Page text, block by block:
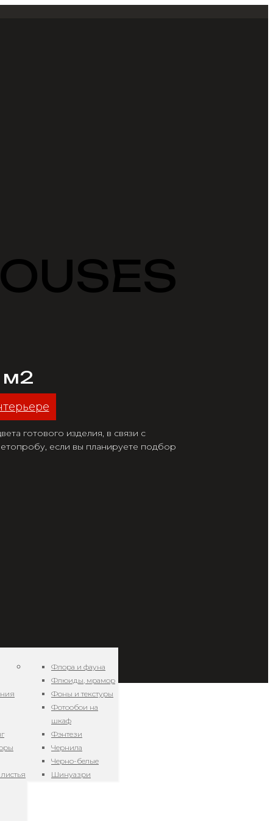
Флора и фауна
Флюиды, мрамор
Фоны и текстуры
Фотообои на
шкаф
Фэнтези
Чернила
Черно-белые
Шинуазри
м2
готового изделия, в связи с
если вы планируете подбор